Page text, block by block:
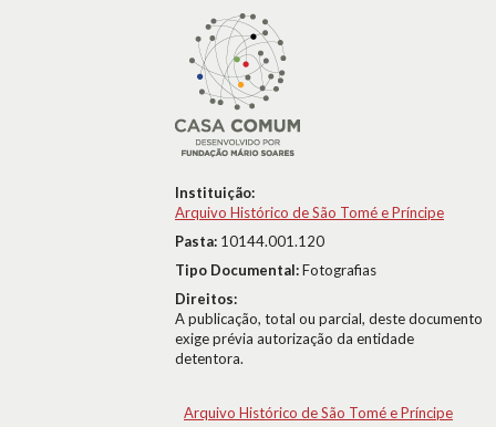
Instituição:
Arquivo Histórico de São Tomé e Príncipe
Pasta: 10144.001.120
Tipo Documental:Fotografias
Direitos:
A publicação, total ou parcial, deste documento
exige prévia autorização da entidade
detentora.
Arquivo Histórico de São Tomé e Príncipe